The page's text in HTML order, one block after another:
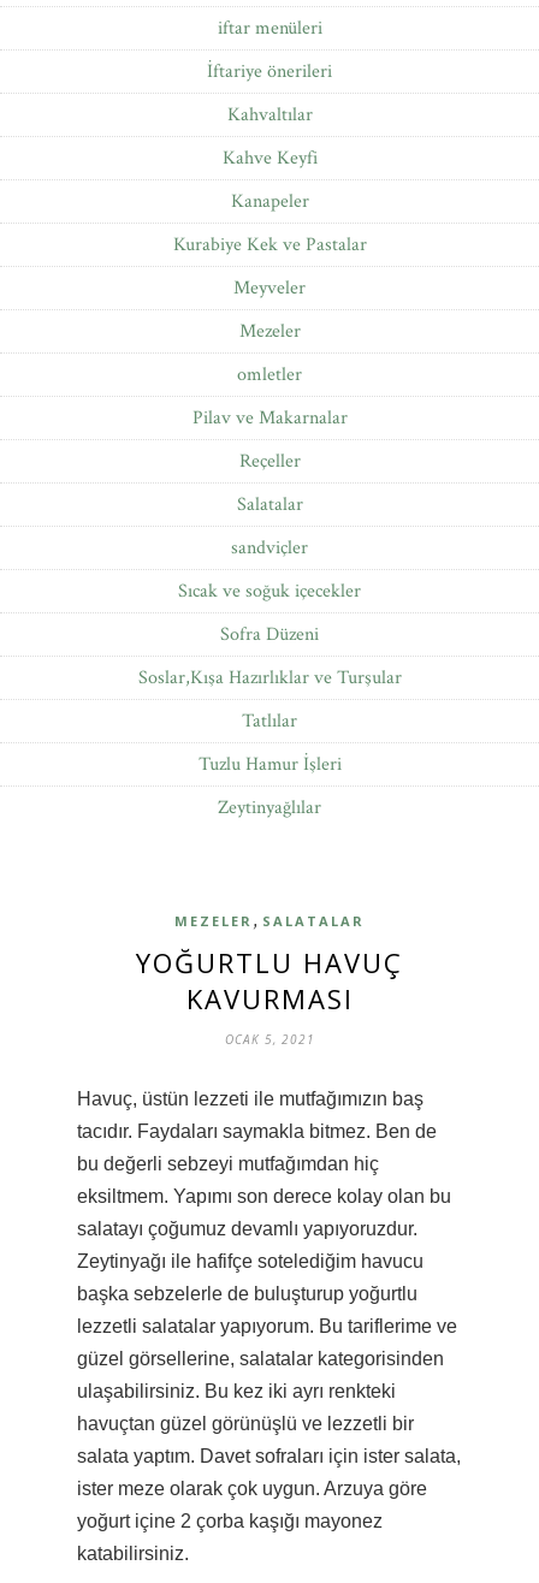
iftar menüleri
İftariye önerileri
Kahvaltılar
Kahve Keyfi
Kanapeler
Kurabiye Kek ve Pastalar
Meyveler
Mezeler
omletler
Pilav ve Makarnalar
Reçeller
Salatalar
sandviçler
Sıcak ve soğuk içecekler
Sofra Düzeni
Soslar,Kışa Hazırlıklar ve Turşular
Tatlılar
Tuzlu Hamur İşleri
Zeytinyağlılar
MEZELER , SALATALAR
YOĞURTLU HAVUÇ
KAVURMASI
OCAK 5, 2021
Havuç, üstün lezzeti ile mutfağımızın baş
tacıdır. Faydaları saymakla bitmez. Ben de
bu değerli sebzeyi mutfağımdan hiç
eksiltmem. Yapımı son derece kolay olan bu
salatayı çoğumuz devamlı yapıyoruzdur.
Zeytinyağı ile hafifçe sotelediğim havucu
başka sebzelerle de buluşturup yoğurtlu
lezzetli salatalar yapıyorum. Bu tariflerime ve
güzel görsellerine, salatalar kategorisinden
ulaşabilirsiniz. Bu kez iki ayrı renkteki
havuçtan güzel görünüşlü ve lezzetli bir
salata yaptım. Davet sofraları için ister salata,
ister meze olarak çok uygun. Arzuya göre
yoğurt içine 2 çorba kaşığı mayonez
katabilirsiniz.